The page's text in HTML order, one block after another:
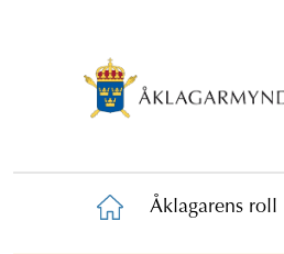
Åklagarens roll